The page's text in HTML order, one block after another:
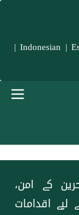
Indonesian |
|
کے امن،
اقدامات